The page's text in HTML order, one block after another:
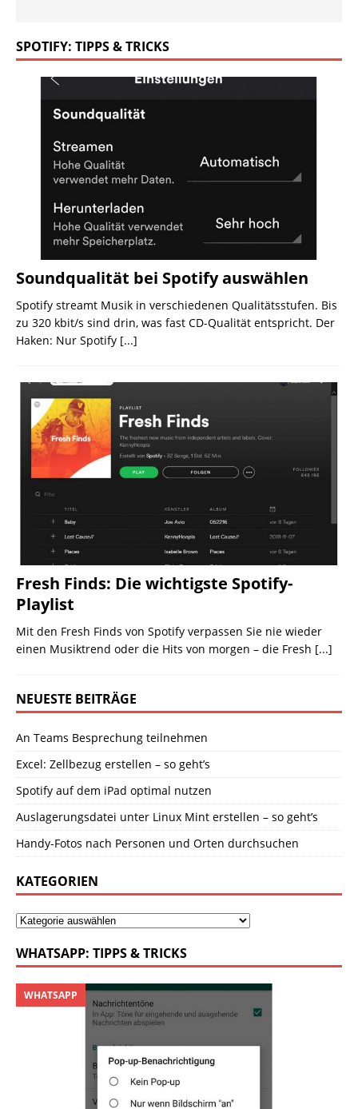
SPOTIFY: TIPPS & TRICKS
Soundqualität bei Spotify auswählen
Spotify streamt Musik in verschiedenen Qualitätsstufen. Bis
zu 320 kbit/s sind drin, was fast CD-Qualität entspricht. Der
Haken: Nur Spotify [...]
Fresh Finds: Die wichtigste Spotify-
Playlist
Mit den Fresh Finds von Spotify verpassen Sie nie wieder
einen Musiktrend oder die Hits von morgen – die Fresh [...]
NEUESTE BEITRÄGE
An Teams Besprechung teilnehmen
Excel: Zellbezug erstellen – so geht’s
Spotify auf dem iPad optimal nutzen
Auslagerungsdatei unter Linux Mint erstellen – so geht’s
Handy-Fotos nach Personen und Orten durchsuchen
KATEGORIEN
WHATSAPP: TIPPS & TRICKS
WHATSAPP